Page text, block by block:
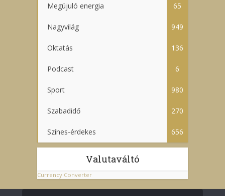
Megújuló energia 65
Nagyvilág 949
Oktatás 136
Podcast 6
Sport 980
Szabadidő 270
Színes-érdekes 656
Valutaváltó
Currency Converter